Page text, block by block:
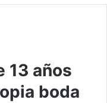
13 años
boda